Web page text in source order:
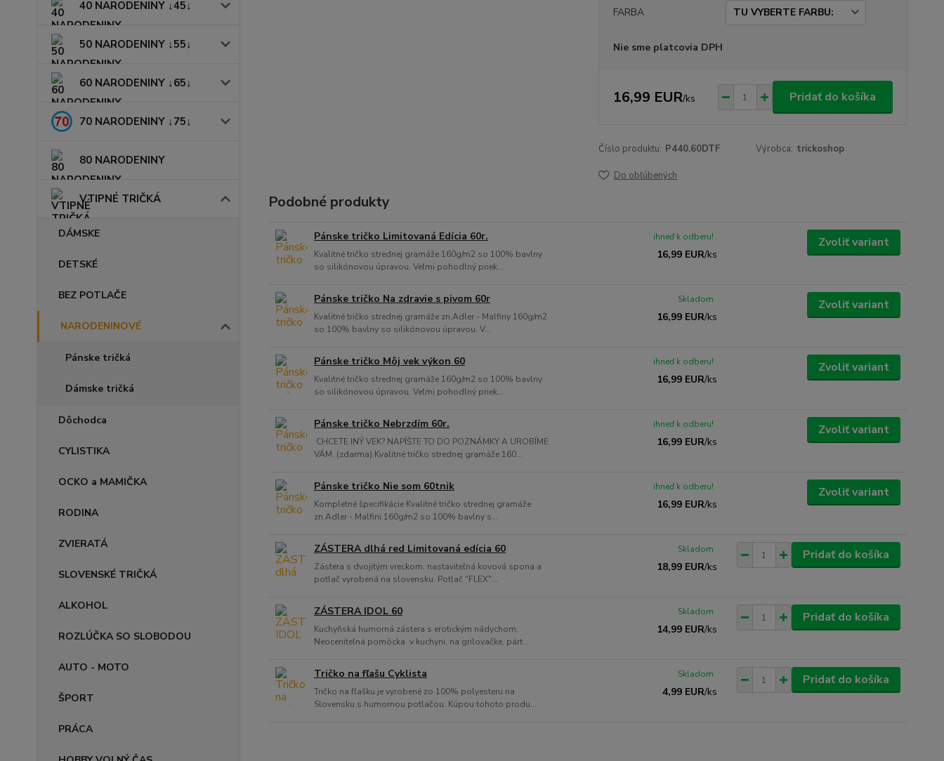
40 NARODENINY ↓45↓
50 NARODENINY ↓55↓
60 NARODENINY ↓65↓
70 NARODENINY ↓75↓
80 NARODENINY
VTIPNÉ TRIČKÁ
DÁMSKE
DETSKÉ
BEZ POTLAČE
NARODENINOVÉ
Pánske tričká
Dámske tričká
Dôchodca
CYLISTIKA
OCKO a MAMIČKA
RODINA
ZVIERATÁ
SLOVENSKÉ TRIČKÁ
ALKOHOL
ROZLÚČKA SO SLOBODOU
AUTO - MOTO
ŠPORT
PRÁCA
FARBA
Nie sme platcovia DPH
16,99 EUR/ks Pridať do košíka
Číslo produktu: P440.60DTF Výrobca: trickoshop
Do obľúbených
Podobné produkty
Pánske tričko Limitovaná Edícia 60r.
Kvalitné tričko strednej gramáže 160g/m2 so 100% bavlny
so silikónovou úpravou. Veľmi pohodlný priek...
16,99 EUR/ks
ihneď k odberu! Zvoliť variant
Pánske tričko Na zdravie s pivom 60r
Kvalitné tričko strednej gramáže zn.Adler - Malfiny 160g/m2
so 100% bavlny so silikónovou úpravou. V...
16,99 EUR/ks
Skladom Zvoliť variant
Pánske tričko Môj vek výkon 60
Kvalitné tričko strednej gramáže 160g/m2 so 100% bavlny
so silikónovou úpravou. Veľmi pohodlný priek...
16,99 EUR/ks
ihneď k odberu! Zvoliť variant
Pánske tričko Nebrzdím 60r.
CHCETE INÝ VEK? NAPÍŠTE TO DO POZNÁMKY A UROBÍME
VÁM. (zdarma) Kvalitné tričko strednej gramáže 160...
16,99 EUR/ks
ihneď k odberu! Zvoliť variant
Pánske tričko Nie som 60tnik
Kompletné špecifikácie Kvalitné tričko strednej gramáže
zn.Adler - Malfini 160g/m2 so 100% bavlny s...
16,99 EUR/ks
ihneď k odberu! Zvoliť variant
ZÁSTERA dlhá red Limitovaná edícia 60
Zástera s dvojitým vreckom, nastaviteľná kovová spona a
potlač vyrobená na slovensku. Potlač "FLEX"...
18,99 EUR/ks
Skladom Pridať do košíka
ZÁSTERA IDOL 60
Kuchyňská humorná zástera s erotickým nádychom.
Neoceniteľná pomôcka v kuchyni, na grilovačke, párt...
14,99 EUR/ks
Skladom Pridať do košíka
Tričko na fľašu Cyklista
Tričko na fľašku je vyrobené zo 100% polyesteru na
Slovensku s humornou potlačou. Kúpou tohoto produ...
4,99 EUR/ks
Skladom Pridať do košíka